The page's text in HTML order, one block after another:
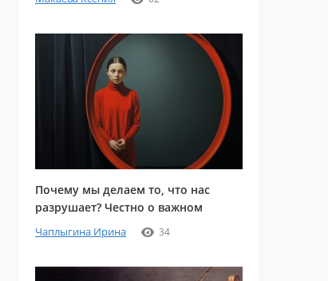
Почему мы делаем то, что нас
разрушает? Честно о важном
Чаплыгина Ирина 34